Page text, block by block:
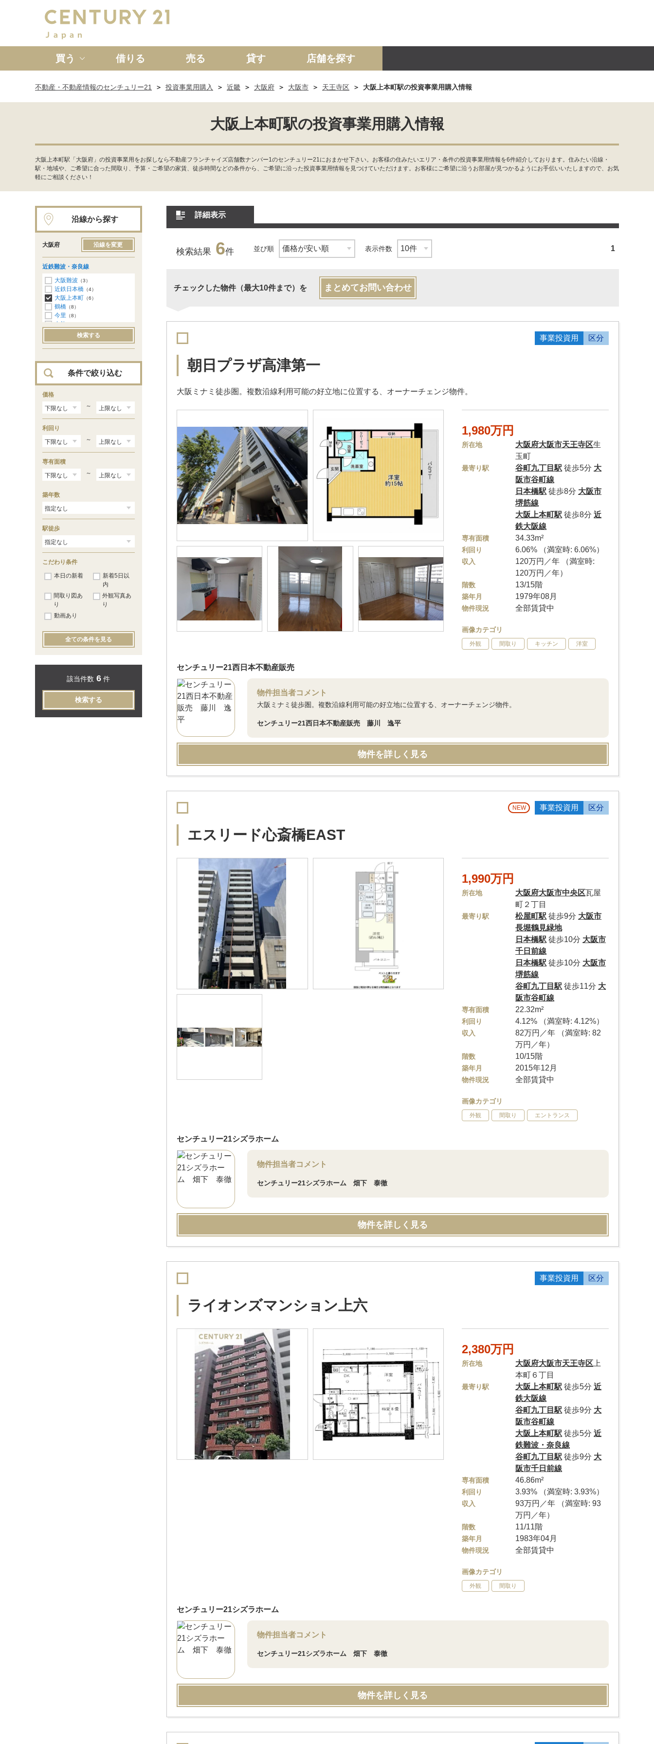
買う
新築一戸建て 中古一戸建て マンション 土地 事業投資用
借りる 売る 貸す 店舗を探す
不動産・不動産情報のセンチュリー21 投資事業用購入 近畿 大阪府 大阪市 天王寺区 大阪上本町駅の投資事業用購入情報
大阪上本町駅の投資事業用購入情報
大阪上本町駅「大阪府」の投資事業用をお探しなら不動産フランチャイズ店舗数ナンバー1のセンチュリー21におまかせ下さい。お客様の住みたいエリア・条件の投資事業用情報を6件紹介しております。住みたい沿線・
駅・地域や、ご希望に合った間取り、予算・ご希望の家賃、徒歩時間などの条件から、ご希望に沿った投資事業用情報を見つけていただけます。お客様にご希望に沿うお部屋が見つかるようにお手伝いいたしますので、お気
軽にご相談ください！
詳細表示
検索結果 6件 並び順 表示件数 1
チェックした物件（最大10件まで）を まとめてお問い合わせ
事業投資用 区分
朝日プラザ高津第一
大阪ミナミ徒歩圏。複数沿線利用可能の好立地に位置する、オーナーチェンジ物件。
1,980万円
所在地 大阪府大阪市天王寺区生
玉町
最寄り駅 谷町九丁目駅 徒歩5分 大
阪市谷町線
日本橋駅 徒歩8分 大阪市
堺筋線
大阪上本町駅 徒歩8分近
鉄大阪線
専有面積 34.33m²
利回り 6.06% （満室時: 6.06%）
収入
120万円／年 （満室時:
120万円／年）
階数 13/15階
築年月 1979年08月
物件現況 全部賃貸中
画像カテゴリ
外観 間取り キッチン 洋室
センチュリー21西日本不動産販売
物件担当者コメント
大阪ミナミ徒歩圏。複数沿線利用可能の好立地に位置する、オーナーチェンジ物件。
センチュリー21西日本不動産販売 藤川 逸平
物件を詳しく見る
NEW 事業投資用 区分
エスリード心斎橋EAST
1,990万円
所在地 大阪府大阪市中央区瓦屋
町２丁目
最寄り駅 松屋町駅 徒歩9分 大阪市
長堀鶴見緑地
日本橋駅 徒歩10分 大阪市
千日前線
日本橋駅 徒歩10分 大阪市
堺筋線
谷町九丁目駅 徒歩11分 大
阪市谷町線
専有面積 22.32m²
利回り 4.12% （満室時: 4.12%）
収入
82万円／年 （満室時: 82
万円／年）
階数 10/15階
築年月 2015年12月
物件現況 全部賃貸中
画像カテゴリ
外観 間取り エントランス
センチュリー21シズラホーム
物件担当者コメント
センチュリー21シズラホーム 畑下 泰徹
物件を詳しく見る
事業投資用 区分
ライオンズマンション上六
2,380万円
所在地 大阪府大阪市天王寺区 上
本町６丁目
最寄り駅 大阪上本町駅 徒歩5分近
鉄大阪線
谷町九丁目駅 徒歩9分 大
阪市谷町線
大阪上本町駅 徒歩5分近
鉄難波・奈良線
谷町九丁目駅 徒歩9分 大
阪市千日前線
専有面積 46.86m²
利回り 3.93% （満室時: 3.93%）
収入
93万円／年 （満室時: 93
万円／年）
階数 11/11階
築年月 1983年04月
物件現況 全部賃貸中
画像カテゴリ
外観 間取り
センチュリー21シズラホーム
物件担当者コメント
センチュリー21シズラホーム 畑下 泰徹
物件を詳しく見る
沿線から探す
大阪府 沿線を変更
近鉄難波・奈良線
大阪難波 （3）
近鉄日本橋 （4）
大阪上本町 （6）
鶴橋 （8）
今里 （8）
布施
河内永和（1）
河内花園（1）
東花園（1）
（3）
（2）
石切（1）
検索する
条件で絞り込む
価格
～
利回り
～
専有面積
～
築年数
駅徒歩
こだわり条件
本日の新着
新着5日以
内
間取り図あ
り
外観写真あ
り
動画あり
全ての条件を見る
該当件数 6 件
検索する